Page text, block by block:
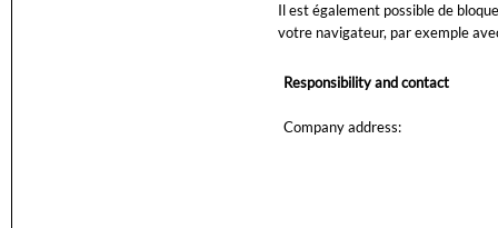
Il est également possible de
votre navigateur, par exemple
Responsibility and contact
Company address: